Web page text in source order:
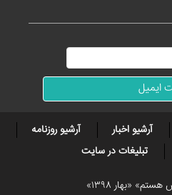
آرشیو اخبار
آرشیو روزنامه
تبلیغات در سایت
«بهار ۱۳۹۸»